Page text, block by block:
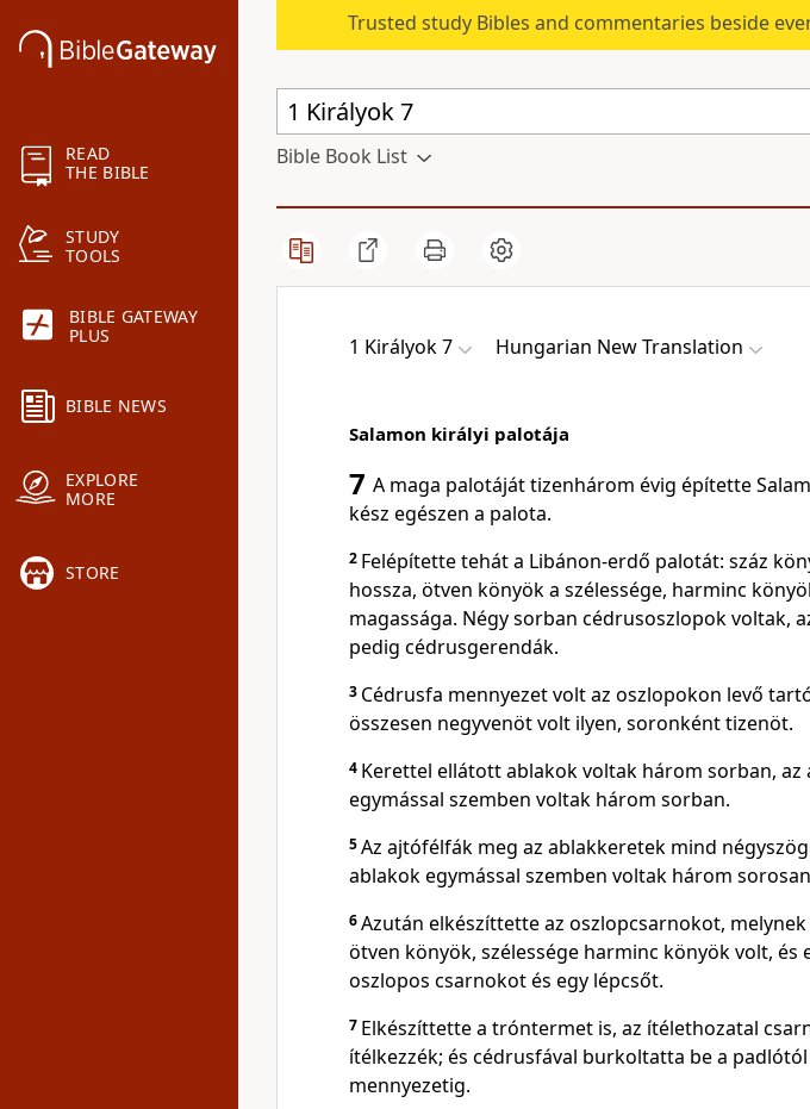
READ
THE BIBLE
STUDY
TOOLS
BIBLE GATEWAY
PLUS
BIBLE NEWS
EXPLORE
MORE
STORE
Trusted study Bibles and commentaries beside
Bible Book List
1 Királyok 7 Hungarian New Translation
Salamon királyi palotája
7 A maga palotáját tizenhárom évig építette
kész egészen a palota.
2 Felépítette tehát a Libánon-erdő palotát: száz
hossza, ötven könyök a szélessége, harminc
magassága. Négy sorban cédrusoszlopok voltak,
pedig cédrusgerendák.
3 Cédrusfa mennyezet volt az oszlopokon levő
összesen negyvenöt volt ilyen, soronként tizenöt.
4 Kerettel ellátott ablakok voltak három sorban, az
egymással szemben voltak három sorban.
5Az ajtófélfák meg az ablakkeretek mind
ablakok egymással szemben voltak három
6Azután elkészíttette az oszlopcsarnokot, melynek
ötven könyök, szélessége harminc könyök volt, és
oszlopos csarnokot és egy lépcsőt.
7 Elkészíttette a tróntermet is, az ítélethozatal
ítélkezzék; és cédrusfával burkoltatta be a padlótól
mennyezetig.